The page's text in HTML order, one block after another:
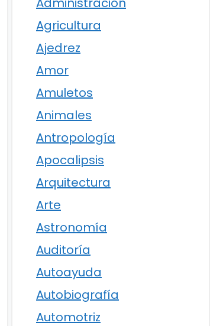
Agricultura
Ajedrez
Amor
Amuletos
Animales
Antropología
Apocalipsis
Arquitectura
Arte
Astronomía
Auditoría
Autoayuda
Autobiografía
Automotriz